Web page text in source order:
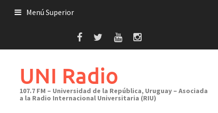
Menú Superior
UNI Radio
107.7 FM – Universidad de la República, Uruguay – Asociada
a la Radio Internacional Universitaria (RIU)